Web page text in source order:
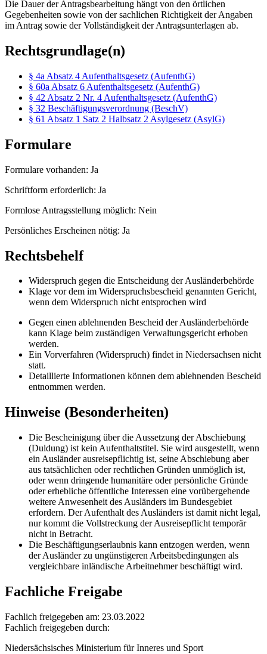
Die Dauer der Antragsbearbeitung hängt von den örtlichen
Gegebenheiten sowie von der sachlichen Richtigkeit der Angaben
im Antrag sowie der Vollständigkeit der Antragsunterlagen ab.
Rechtsgrundlage(n)
§ 4a Absatz 4 Aufenthaltsgesetz (AufenthG)
§ 60a Absatz 6 Aufenthaltsgesetz (AufenthG)
§ 42 Absatz 2 Nr. 4 Aufenthaltsgesetz (AufenthG)
§ 32 Beschäftigungsverordnung (BeschV)
§ 61 Absatz 1 Satz 2 Halbsatz 2 Asylgesetz (AsylG)
Formulare
Formulare vorhanden: Ja
Schriftform erforderlich: Ja
Formlose Antragsstellung möglich: Nein
Persönliches Erscheinen nötig: Ja
Rechtsbehelf
Widerspruch gegen die Entscheidung der Ausländerbehörde
Klage vor dem im Widerspruchsbescheid genannten Gericht,
wenn dem Widerspruch nicht entsprochen wird
Gegen einen ablehnenden Bescheid der Ausländerbehörde
kann Klage beim zuständigen Verwaltungsgericht erhoben
werden.
Ein Vorverfahren (Widerspruch) findet in Niedersachsen nicht
statt.
Detaillierte Informationen können dem ablehnenden Bescheid
entnommen werden.
Hinweise (Besonderheiten)
Die Bescheinigung über die Aussetzung der Abschiebung
(Duldung) ist kein Aufenthaltstitel. Sie wird ausgestellt, wenn
ein Ausländer ausreisepflichtig ist, seine Abschiebung aber
aus tatsächlichen oder rechtlichen Gründen unmöglich ist,
oder wenn dringende humanitäre oder persönliche Gründe
oder erhebliche öffentliche Interessen eine vorübergehende
weitere Anwesenheit des Ausländers im Bundesgebiet
erfordern. Der Aufenthalt des Ausländers ist damit nicht legal,
nur kommt die Vollstreckung der Ausreisepflicht temporär
nicht in Betracht.
Die Beschäftigungserlaubnis kann entzogen werden, wenn
der Ausländer zu ungünstigeren Arbeitsbedingungen als
vergleichbare inländische Arbeitnehmer beschäftigt wird.
Fachliche Freigabe
Fachlich freigegeben am: 23.03.2022
Fachlich freigegeben durch:
Niedersächsisches Ministerium für Inneres und Sport